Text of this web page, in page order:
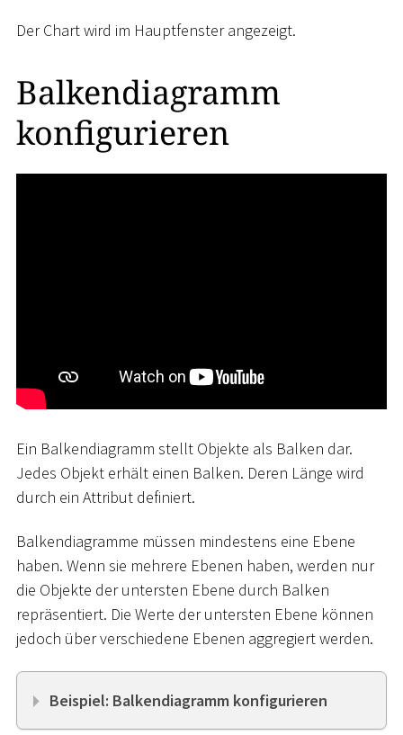
Der Chart wird im Hauptfenster angezeigt.
Balkendiagramm
konfigurieren
Ein Balkendiagramm stellt Objekte als Balken dar.
Jedes Objekt erhält einen Balken. Deren Länge wird
durch ein Attribut definiert.
Balkendiagramme müssen mindestens eine Ebene
haben. Wenn sie mehrere Ebenen haben, werden nur
die Objekte der untersten Ebene durch Balken
repräsentiert. Die Werte der untersten Ebene können
jedoch über verschiedene Ebenen aggregiert werden.
Beispiel: Balkendiagramm konfigurieren